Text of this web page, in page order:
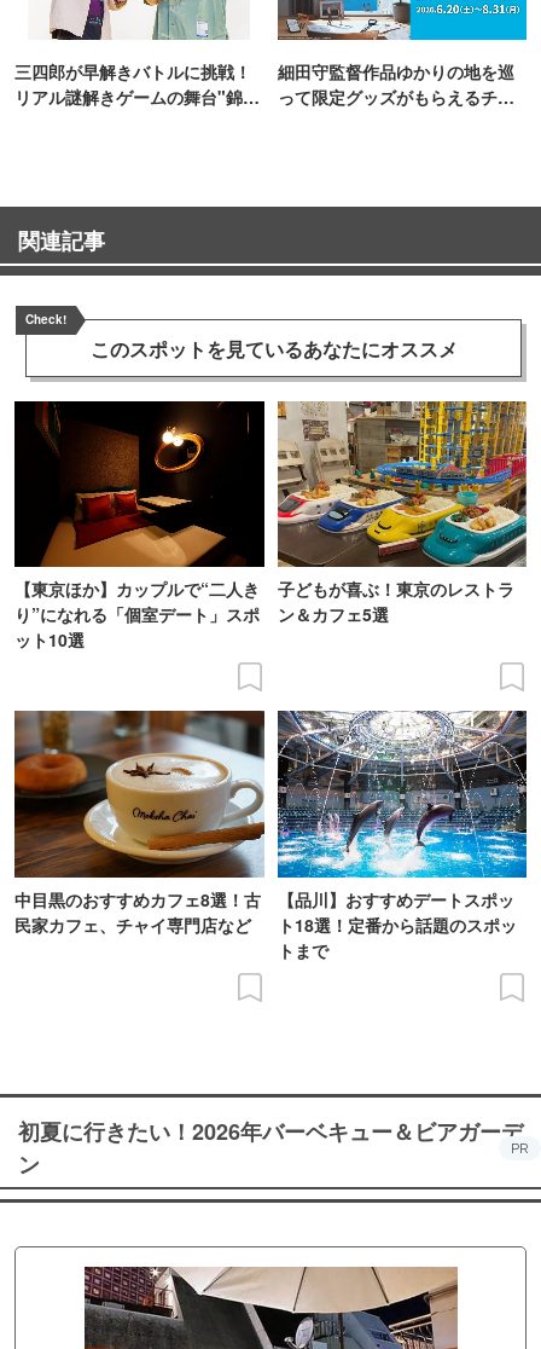
三四郎が早解きバトルに挑戦！
リアル謎解きゲームの舞台"錦糸
細田守監督作品ゆかりの地を巡
って限定グッズがもらえるチャ
関連記事
Check!
このスポットを見ているあなたにオススメ
【東京ほか】カップルで“二人き
り”になれる「個室デート」スポ
ット10選
子どもが喜ぶ！東京のレストラ
ン＆カフェ5選
中目黒のおすすめカフェ8選！古
民家カフェ、チャイ専門店など
【品川】おすすめデートスポッ
ト18選！定番から話題のスポッ
トまで
初夏に行きたい！2026年バーベキュー＆ビアガーデ
ン
PR